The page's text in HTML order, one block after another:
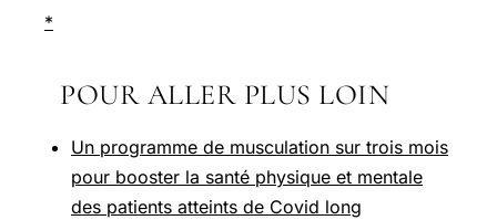
*
POUR ALLER PLUS LOIN
Un programme de musculation sur trois mois
pour booster la santé physique et mentale
des patients atteints de Covid long